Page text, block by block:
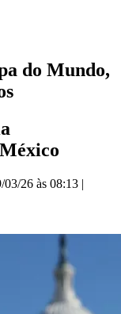
do Mundo,
03/26 às 08:13 |